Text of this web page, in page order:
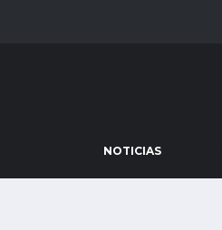
NOTICIAS